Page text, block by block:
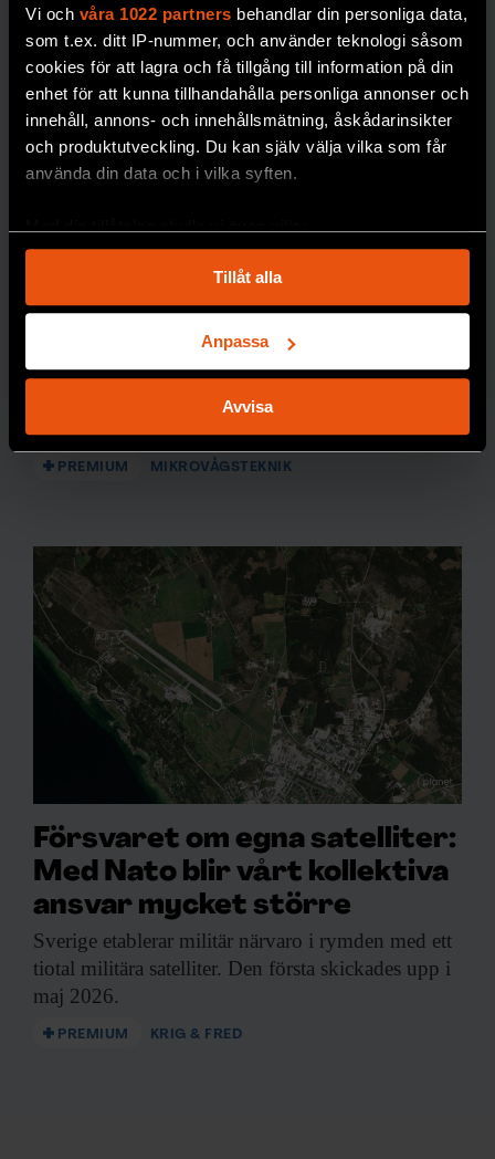
Vi och våra 1022 partners behandlar din personliga data,
som t.ex. ditt IP-nummer, och använder teknologi såsom
cookies för att lagra och få tillgång till information på din
enhet för att kunna tillhandahålla personliga annonser och
innehåll, annons- och innehållsmätning, åskådarinsikter
och produktutveckling. Du kan själv välja vilka som får
använda din data och i vilka syften.
som kan ha en noggrannhet på upp till flera meter
Identifiera din enhet genom att aktivt skanna den
för specifika kännetecken (fingeravtryck)
Ta reda på mer om hur dina personliga uppgifter
helst från cookie-förklaringen.
för sociala medier och analysera vår trafik. Vi
vidarebefordrar även sådana identifierare och annan
information från din enhet till de sociala medier och
annons- och analysföretag som vi samarbetar med.
Dessa kan i sin tur kombinera informationen med annan
information som du har tillhandahållit eller som de har
samlat in när du har använt deras tjänster.
Tillåt alla
Anpassa
Avvisa
Vad får mikron att blixtra?
Rise-forskaren Birgitta Raaholt
PREMIUM MIKROVÅGSTEKNIK
Försvaret om egna satelliter:
Med Nato blir vårt kollektiva
ansvar mycket större
Sverige etablerar militär närvaro i rymden med ett
tiotal militära satelliter. Den första skickades upp i
maj 2026.
PREMIUM KRIG & FRED